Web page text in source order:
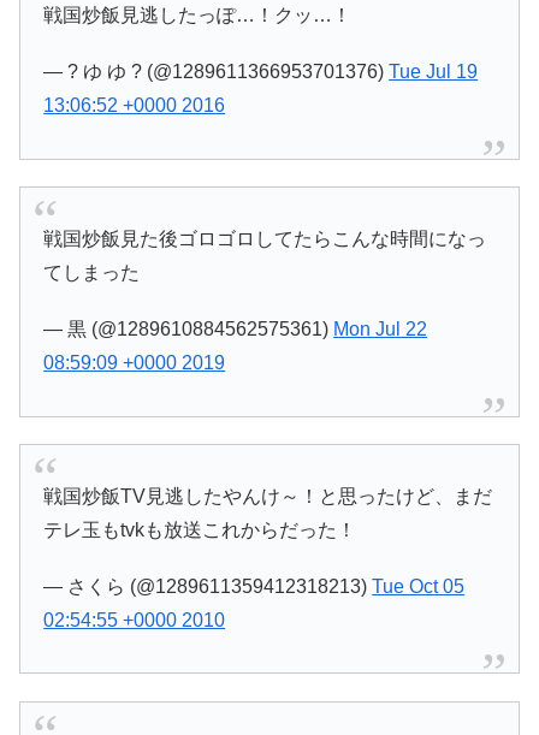
戦国炒飯見逃したっぽ…！クッ…！
— ? ゆ ゆ ? (@1289611366953701376)Tue Jul 19
13:06:52 +0000 2016
戦国炒飯見た後ゴロゴロしてたらこんな時間になっ
てしまった
— 黒 (@1289610884562575361) Mon Jul 22
08:59:09 +0000 2019
戦国炒飯TV見逃したやんけ～！と思ったけど、まだ
テレ玉もtvkも放送これからだった！
— さくら (@1289611359412318213)Tue Oct 05
02:54:55 +0000 2010